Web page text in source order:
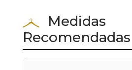
Medidas
Recomendadas